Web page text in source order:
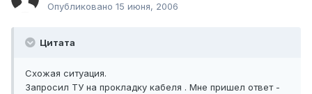
Опубликовано 15 июня, 2006
Цитата
Схожая ситуация.
Запросил ТУ на прокладку кабеля . Мне пришел ответ -